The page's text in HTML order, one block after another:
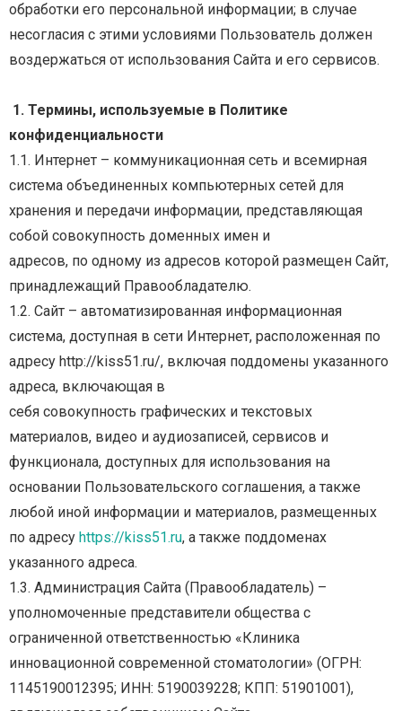
обработки его персональной информации; в случае
несогласия с этими условиями Пользователь должен
воздержаться от использования Сайта и его сервисов.
1. Термины, используемые в Политике
конфиденциальности
1.1. Интернет – коммуникационная сеть и всемирная
система объединенных компьютерных сетей для
хранения и передачи информации, представляющая
собой совокупность доменных имен и
адресов, по одному из адресов которой размещен Сайт,
принадлежащий Правообладателю.
1.2. Сайт – автоматизированная информационная
система, доступная в сети Интернет, расположенная по
адресу http://kiss51.ru/, включая поддомены указанного
адреса, включающая в
себя совокупность графических и текстовых
материалов, видео и аудиозаписей, сервисов и
функционала, доступных для использования на
основании Пользовательского соглашения, а также
любой иной информации и материалов, размещенных
по адресу https://kiss51.ru, а также поддоменах
указанного адреса.
1.3. Администрация Сайта (Правообладатель) –
уполномоченные представители общества с
ограниченной ответственностью «Клиника
инновационной современной стоматологии» (ОГРН:
1145190012395; ИНН: 5190039228; КПП: 51901001),